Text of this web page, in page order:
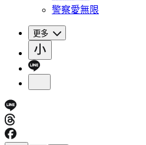
警察愛無限
更多